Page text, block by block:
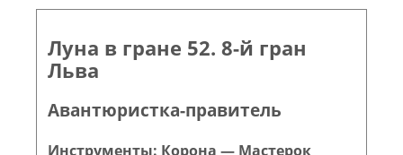
Луна в гране 52. 8-й гран
Льва
Авантюристка-правитель
Инструменты: Корона — Мастерок